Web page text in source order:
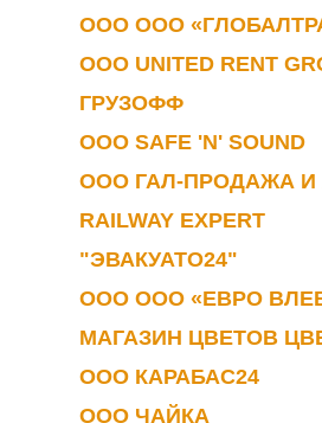
ООО ООО
ООО UNITED RENT
ГРУЗОФФ
ООО SAFE 'N' SOUND
ООО ГАЛ-ПРОДАЖА И
RAILWAY EXPERT
"ЭВАКУАТО24"
ООО ООО «ЕВРО
МАГАЗИН ЦВЕТОВ
ООО КАРАБАС24
ООО ЧАЙКА